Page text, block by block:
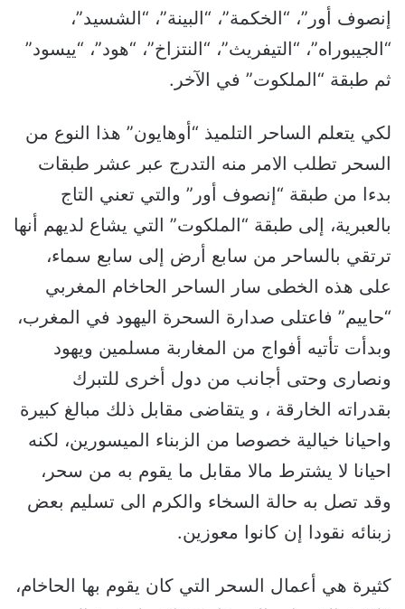
إنصوف أور”، “الخكمة”، “البينة”، “الشسيد”،
“الجيبوراه”، “التيفريث”، “النتزاخ”، “هود”، “ييسود”
ثم طبقة “الملكوت” في الآخر.
لكي يتعلم الساحر التلميذ “أوهايون” هذا النوع من
السحر تطلب الامر منه التدرج عبر عشر طبقات
بدءا من طبقة “إنصوف أور” والتي تعني التاج
بالعبرية، إلى طبقة “الملكوت” التي يشاع لديهم أنها
ترتقي بالساحر من سابع أرض إلى سابع سماء،
على هذه الخطى سار الساحر الحاخام المغربي
“حاييم” فاعتلى صدارة السحرة اليهود في المغرب،
وبدأت تأتيه أفواج من المغاربة مسلمين ويهود
ونصارى وحتى أجانب من دول أخرى للتبرك
بقدراته الخارقة ، و يتقاضى مقابل ذلك مبالغ كبيرة
واحيانا خيالية خصوصا من الزبناء الميسورين، لكنه
احيانا لا يشترط مالا مقابل ما يقوم به من سحر،
وقد تصل به حالة السخاء والكرم الى تسليم بعض
زبنائه نقودا إن كانوا معوزين.
كثيرة هي أعمال السحر التي كان يقوم بها الحاخام،